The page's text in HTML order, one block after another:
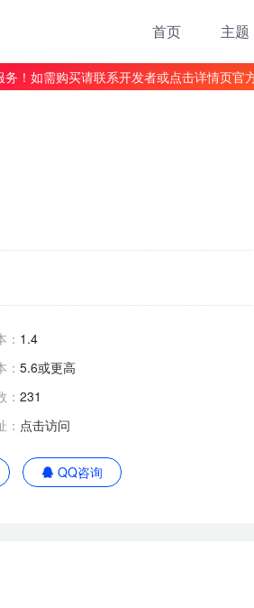
首页 主题
！如需购买请联系开发者或点击详情页官
1.4
： 5.6或更高
231
点击访问
QQ咨询